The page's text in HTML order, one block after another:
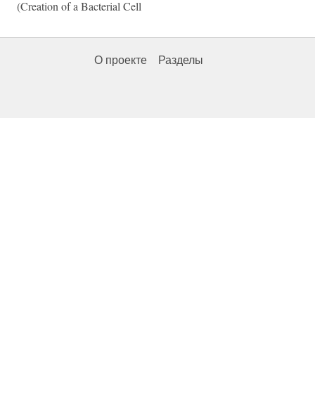
(Creation of a Bacterial Cell
О проекте Разделы